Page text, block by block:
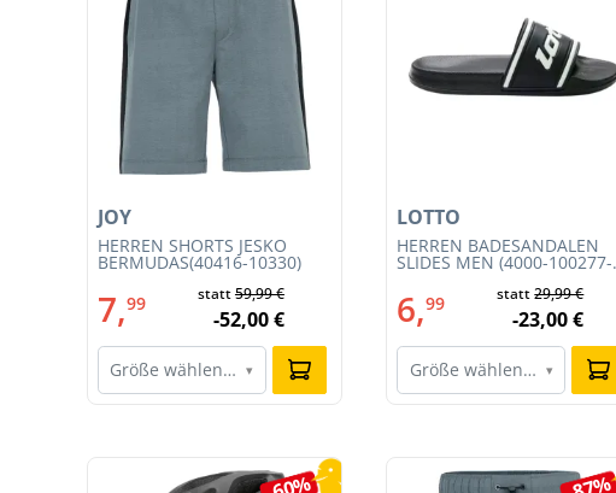
HERREN SHORTS JESKO
BERMUDAS(40416-10330)
JOY
7,99 statt59,99 €
-52,00 €
Größe wählen… ▾
HERREN BADESANDALEN
SLIDES MEN (4000-100277-
LOTTO
6,99 statt29,99 €
-23,00 €
Größe wählen… ▾
Produktgalerie überspringen